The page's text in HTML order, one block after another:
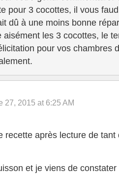
pour 3 cocottes, il vous
dû à une moins bonne
aisément les 3 cocottes, le
pour vos chambres
27, 2015 at 6:25 AM
recette après lecture de
et je viens de